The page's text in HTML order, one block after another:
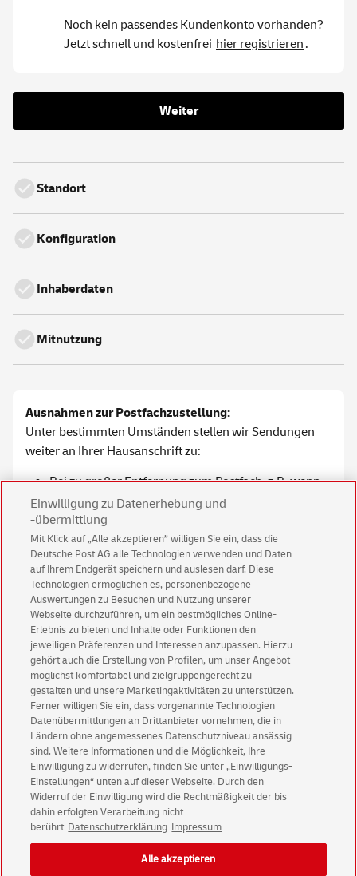
Noch kein passendes Kundenkonto vorhanden?
Jetzt schnell und kostenfrei hier registrieren .
Weiter
Standort
Konfiguration
Inhaberdaten
Mitnutzung
Ausnahmen zur Postfachzustellung:
Unter bestimmten Umständen stellen wir Sendungen
weiter an Ihrer Hausanschrift zu:
Bei zu großer Entfernung zum Postfach, z.B. wenn
es sich um unterschiedliche
Orte/Ortsteile/Stadtteile/Postleitzahlen handelt.
Betriebliche Gründe, die eine taggleiche Zustellung
verhindern
Bitte stellen Sie sicher, dass Ihr Name weiterhin
gut sichtbar am Briefkasten steht.
Postfach privat(jährlich)
In den Warenkorb
© Thu Aug 06 20:52:18 CEST 2026 Deutsche Post AG
Impressum
Datenschutz
Einwilligungs-Einstellungen
Rechtliche Hinweise
Einwilligung zu Datenerhebung und
-übermittlung
Mit Klick auf „Alle akzeptieren” willigen Sie ein, dass die
Deutsche Post AG alle Technologien verwenden und Daten
auf Ihrem Endgerät speichern und auslesen darf. Diese
Technologien ermöglichen es, personenbezogene
Auswertungen zu Besuchen und Nutzung unserer
Webseite durchzuführen, um ein bestmögliches Online-
Erlebnis zu bieten und Inhalte oder Funktionen den
jeweiligen Präferenzen und Interessen anzupassen. Hierzu
gehört auch die Erstellung von Profilen, um unser Angebot
möglichst komfortabel und zielgruppengerecht zu
gestalten und unsere Marketingaktivitäten zu unterstützen.
Ferner willigen Sie ein, dass vorgenannte Technologien
Datenübermittlungen an Drittanbieter vornehmen, die in
Ländern ohne angemessenes Datenschutzniveau ansässig
sind. Weitere Informationen und die Möglichkeit, Ihre
Einwilligung zu widerrufen, finden Sie unter „Einwilligungs-
Einstellungen“ unten auf dieser Webseite. Durch den
Widerruf der Einwilligung wird die Rechtmäßigkeit der bis
dahin erfolgten Verarbeitung nicht
berührt Datenschutzerklärung Impressum
Alle akzeptieren